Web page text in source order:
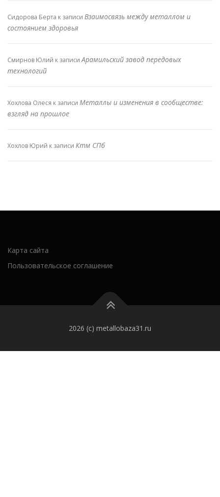
Сидорова Берта к записи Взаимосвязь между металлом и
состоянием здоровья
Смирнов Юлий к записиАрамильский завод передовых
технологий
Хохлова Олеся к записи Металлы и изменения в сообществе:
взгляд на прошлое
Хохлов Юрий к записи Ктм СПб
Карта сайта
Пользовательское соглашение
2026 (c) metallobaza31.ru